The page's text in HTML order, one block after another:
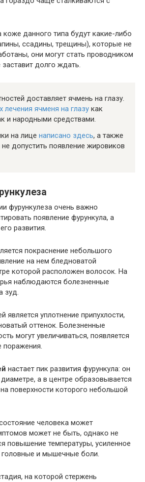
коже данного типа будут какие-либо
ссадины, трещины), которые не
они могут стать проводником
долго ждать.
доставляет ячмень на глазу.
лечения ячменя на глазу как
и народными средствами.
на лице написано здесь, а также
допустить появление жировиков
фурункулеза очень важно
появление фурункула, а
развития.
покраснение небольшого
на нем бледноватой
которой расположен волосок. На
наблюдаются болезненные
зуд.
уплотнение припухлости,
оттенок. Болезненные
могут увеличиваться, появляется
поражения.
настает пик развития фурункула: он
а в центре образовывается
поверхности которого небольшой
человека может
может не быть, однако не
повышение температуры, усиленное
головные и мышечные боли.
на которой стержень